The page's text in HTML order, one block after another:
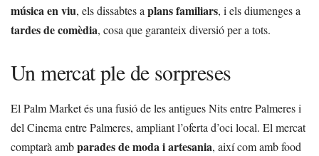
música en viu, els dissabtes a plans familiars, i els diumenges a
tardes de comèdia, cosa que garanteix diversió per a tots.
Un mercat ple de sorpreses
El Palm Market és una fusió de les antigues Nits entre Palmeres i
del Cinema entre Palmeres, ampliant l’oferta d’oci local. El mercat
comptarà ambparades de moda i artesania, així com amb food